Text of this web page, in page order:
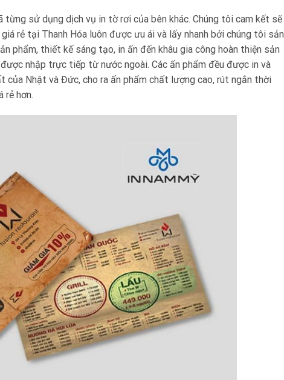
sử dụng dịch vụ in tờ rơi của bên khác. Chúng tôi cam kết sẽ
rẻ tại Thanh Hóa luôn được ưu ái và lấy nhanh bởi chúng tôi sản
phẩm, thiết kế sáng tạo, in ấn đến khâu gia công hoàn thiện sản
nhập trực tiếp từ nước ngoài. Các ấn phẩm đều được in và
của Nhật và Đức, cho ra ấn phẩm chất lượng cao, rút ngắn thời
rẻ hơn.